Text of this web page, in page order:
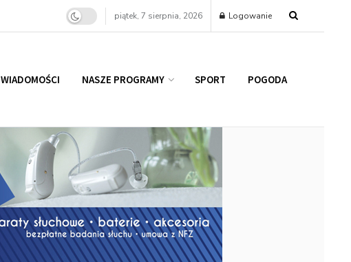
piątek, 7 sierpnia, 2026 Logowanie
WIADOMOŚCI NASZE PROGRAMY SPORT POGODA